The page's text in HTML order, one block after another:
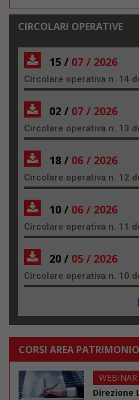
CIRCOLARI OPERATIVE
15 / 07 / 2026
Circolare operativa n. 14
02 / 07 / 2026
Circolare operativa n. 13
18 / 06 / 2026
Circolare operativa n. 12
10 / 06 / 2026
Circolare operativa n. 11
20 / 05 / 2026
Circolare operativa n. 10
CORSI AREA PATRIMONIO
Direzione